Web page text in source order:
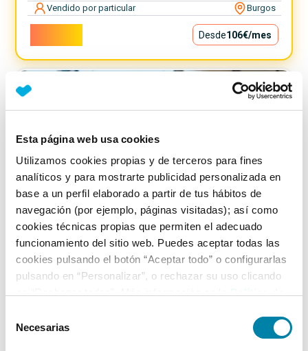
Esta página web usa cookies
Utilizamos cookies propias y de terceros para fines
analíticos y para mostrarte publicidad personalizada en
base a un perfil elaborado a partir de tus hábitos de
navegación (por ejemplo, páginas visitadas); así como
cookies técnicas propias que permiten el adecuado
funcionamiento del sitio web. Puedes aceptar todas las
cookies pulsando el botón “Aceptar todo” o configurarlas
pulsando en “Personalizar”, o rechazar su uso clicando
Necesarias
Vendido por particular Burgos
Desde106€/mes
320d